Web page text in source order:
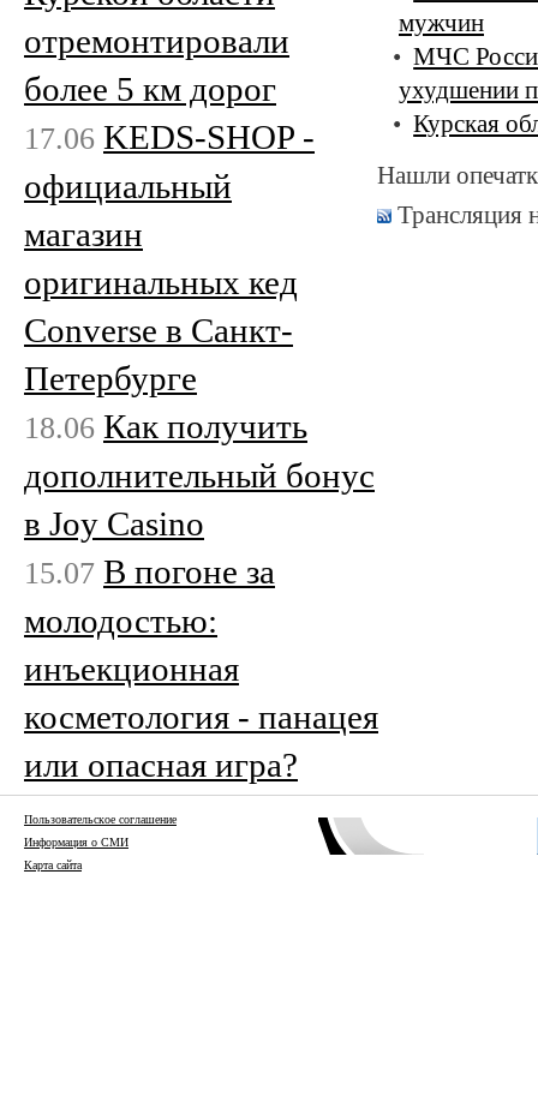
мужчин
МЧС
ухудшении
Курская
Нашли
Трансляция
отремонтировали
более 5 км дорог
17.06 KEDS-SHOP -
официальный
магазин
оригинальных кед
Converse в Санкт-
Петербурге
18.06 Как получить
дополнительный бонус
в Joy Casino
15.07 В погоне за
молодостью:
инъекционная
косметология - панацея
или опасная игра?
Пользовательское соглашение
Информация о СМИ
Карта сайта